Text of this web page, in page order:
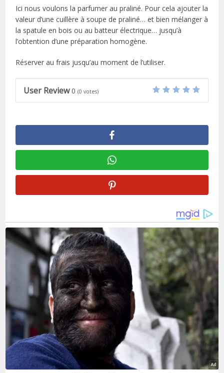
Ici nous voulons la parfumer au praliné. Pour cela ajouter la
valeur d’une cuillère à soupe de praliné… et bien mélanger à
la spatule en bois ou au batteur électrique… jusqu’à
l’obtention d’une préparation homogène.
Réserver au frais jusqu’au moment de l’utiliser.
User Review 0 (0 votes)